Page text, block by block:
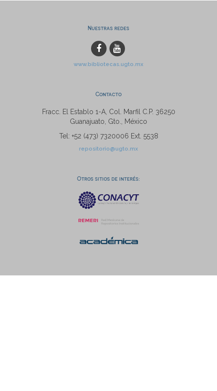
Nuestras redes
www.bibliotecas.ugto.mx
Contacto
Fracc. El Establo 1-A, Col. Marfil C.P. 36250
Guanajuato, Gto., México
Tel: +52 (473) 7320006 Ext. 5538
repositorio@ugto.mx
Otros sitios de interés: